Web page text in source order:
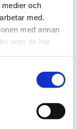
och
med.
med annan
som de har
37279-bes-2
Slim
All White
Äpple